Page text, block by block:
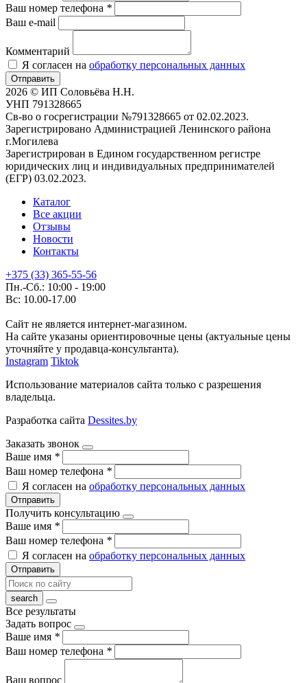
Ваш номер телефона *
Ваш e-mail
Комментарий
Я согласен на обработку персональных данных
Отправить
2026 © ИП Соловьёва Н.Н.
УНП 791328665
Св-во о госрегистрации №791328665 от 02.02.2023.
Зарегистрировано Администрацией Ленинского района
г.Могилева
Зарегистрирован в Едином государственном регистре
юридических лиц и индивидуальных предпринимателей
(ЕГР) 03.02.2023.
Каталог
Все акции
Отзывы
Новости
Контакты
+375 (33) 365-55-56
Пн.-Сб.: 10:00 - 19:00
Вс: 10.00-17.00
Сайт не является интернет-магазином.
На сайте указаны ориентировочные цены (актуальные цены
уточняйте у продавца-консультанта).
Instagram Tiktok
Использование материалов сайта только с разрешения
владельца.
Разработка сайта Dessites.by
Заказать звонок
Ваше имя *
Ваш номер телефона *
Я согласен на обработку персональных данных
Отправить
Получить консультацию
Ваше имя *
Ваш номер телефона *
Я согласен на обработку персональных данных
Отправить
Все результаты
Задать вопрос
Ваше имя *
Ваш номер телефона *
Ваш вопрос